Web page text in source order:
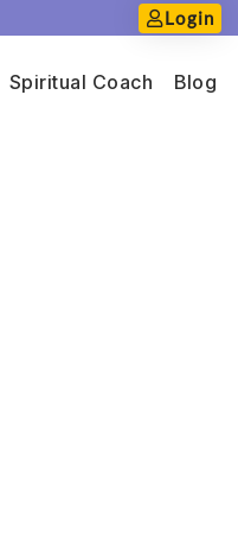
Login
Spiritual Coach Blog